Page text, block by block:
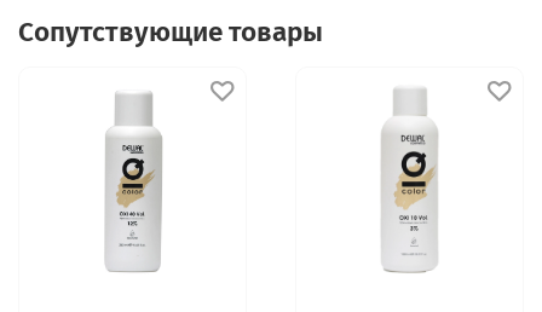
Сопутствующие товары